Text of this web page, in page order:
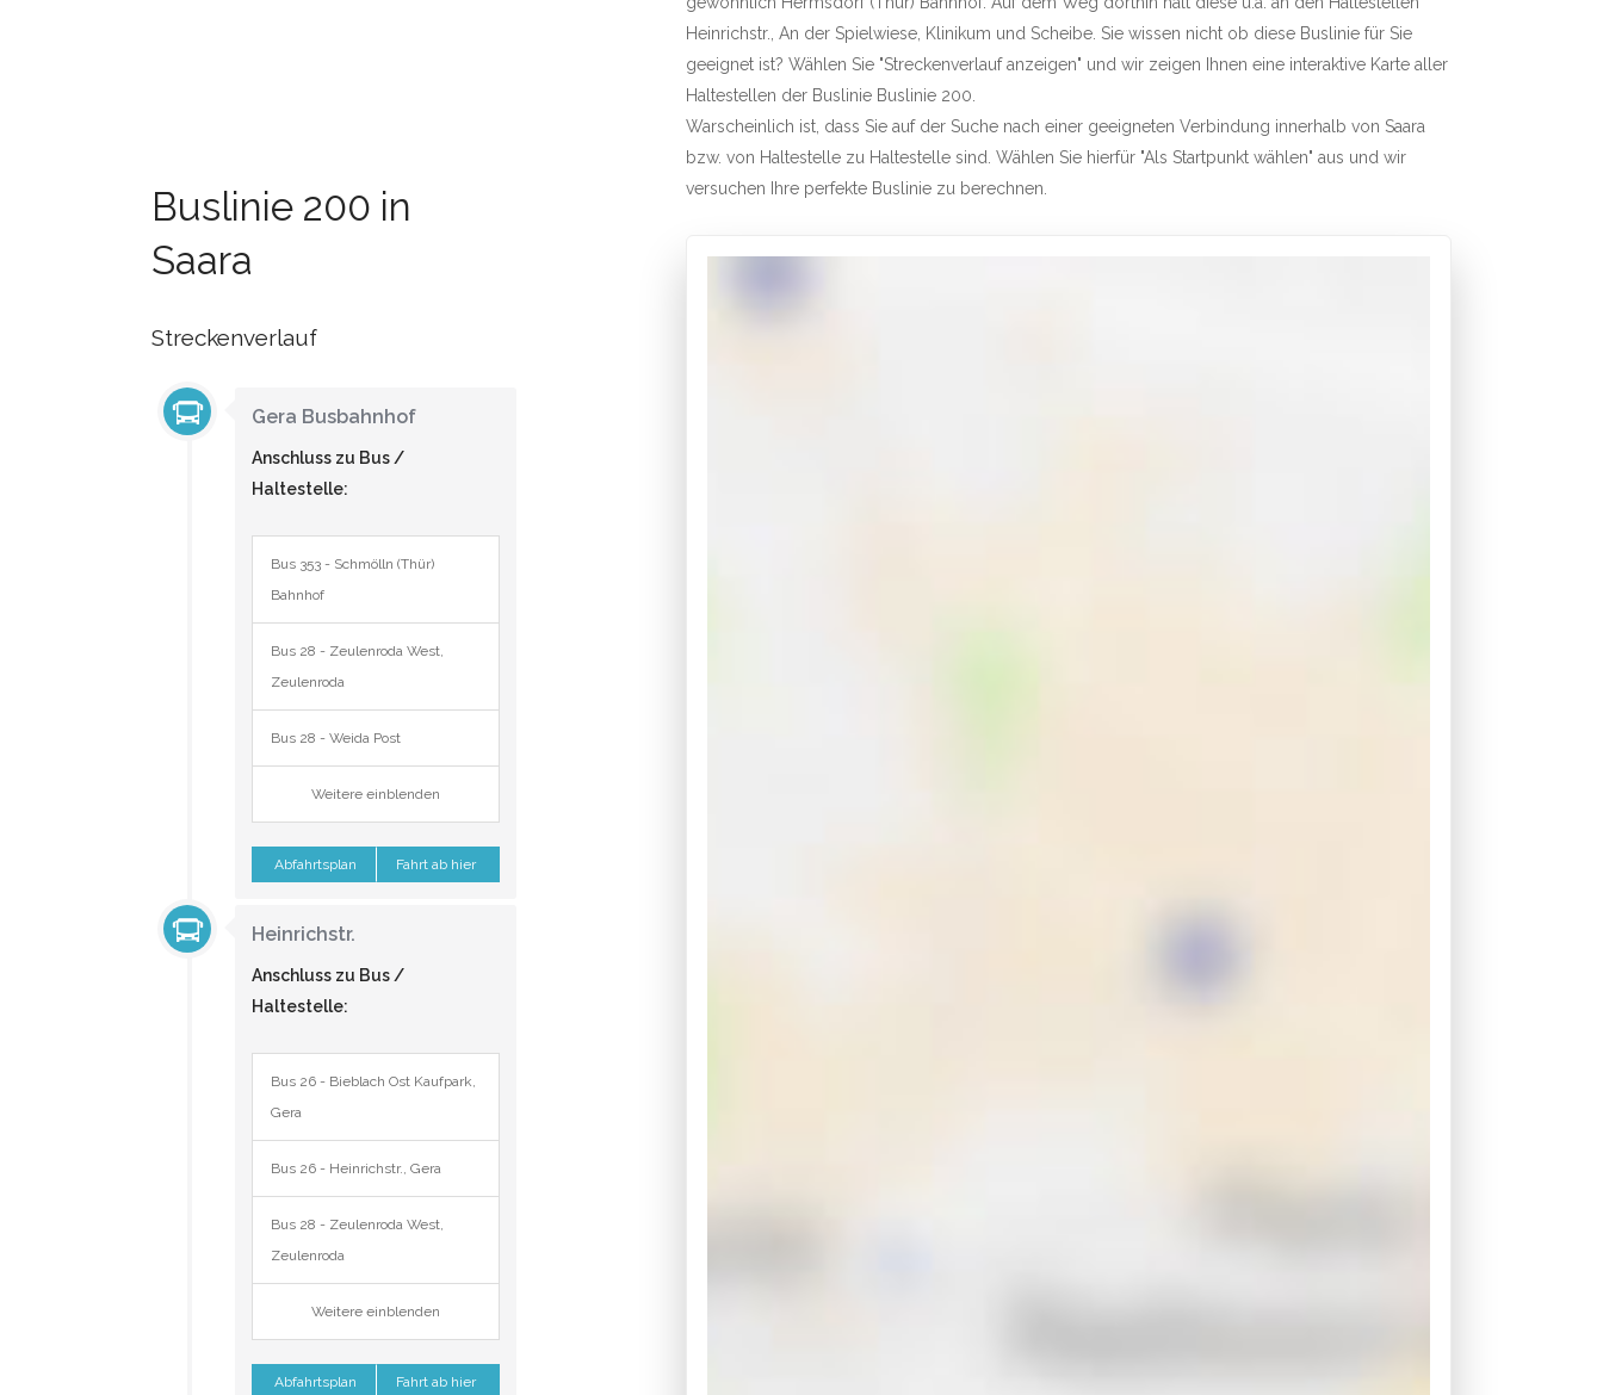
Buslinie 200 in
Saara
Streckenverlauf
Gera Busbahnhof
Anschluss zu Bus /
Haltestelle:
Bus 353 - Schmölln (Thür)
Bahnhof
Bus 28 - Zeulenroda West,
Zeulenroda
Bus 28 - Weida Post
Weitere einblenden
Abfahrtsplan Fahrt ab hier
Heinrichstr.
Anschluss zu Bus /
Haltestelle:
Bus 26 - Bieblach Ost Kaufpark,
Gera
Bus 26 - Heinrichstr., Gera
Bus 28 - Zeulenroda West,
Zeulenroda
Weitere einblenden
Abfahrtsplan Fahrt ab hier
Heinrichstr., An der Spielwiese, Klinikum und Scheibe. Sie wissen nicht ob diese Buslinie für Sie
geeignet ist? Wählen Sie "Streckenverlauf anzeigen" und wir zeigen Ihnen eine interaktive Karte aller
Haltestellen der Buslinie Buslinie 200.
Warscheinlich ist, dass Sie auf der Suche nach einer geeigneten Verbindung innerhalb von Saara
bzw. von Haltestelle zu Haltestelle sind. Wählen Sie hierfür "Als Startpunkt wählen" aus und wir
versuchen Ihre perfekte Buslinie zu berechnen.